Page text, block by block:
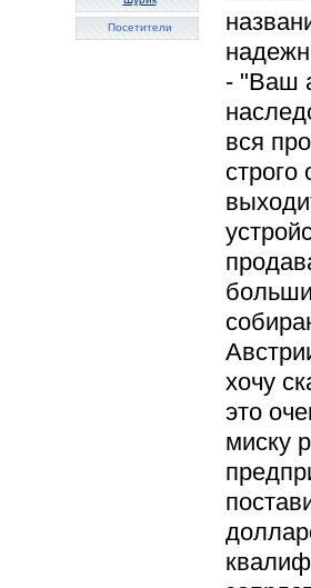
Посетители
- "Ваш
вся
хочу
это
миску